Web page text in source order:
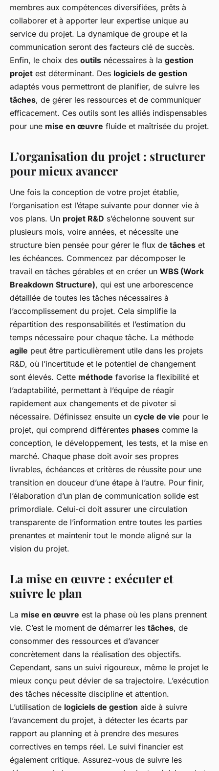
membres aux compétences diversifiées, prêts à
collaborer et à apporter leur expertise unique au
service du projet. La dynamique de groupe et la
communication seront des facteurs clé de succès.
Enfin, le choix des outils nécessaires à la gestion
projet est déterminant. Des logiciels de gestion
adaptés vous permettront de planifier, de suivre les
tâches, de gérer les ressources et de communiquer
efficacement. Ces outils sont les alliés indispensables
pour une mise en œuvre fluide et maîtrisée du projet.
L’organisation du projet : structurer
pour mieux avancer
Une fois la conception de votre projet établie,
l’organisation est l’étape suivante pour donner vie à
vos plans. Un projet R&D s’échelonne souvent sur
plusieurs mois, voire années, et nécessite une
structure bien pensée pour gérer le flux de tâches et
les échéances. Commencez par décomposer le
travail en tâches gérables et en créer un WBS (Work
Breakdown Structure), qui est une arborescence
détaillée de toutes les tâches nécessaires à
l’accomplissement du projet. Cela simplifie la
répartition des responsabilités et l’estimation du
temps nécessaire pour chaque tâche. La méthode
agile peut être particulièrement utile dans les projets
R&D, où l’incertitude et le potentiel de changement
sont élevés. Cette méthode favorise la flexibilité et
l’adaptabilité, permettant à l’équipe de réagir
rapidement aux changements et de pivoter si
nécessaire. Définissez ensuite un cycle de vie pour le
projet, qui comprend différentes phases comme la
conception, le développement, les tests, et la mise en
marché. Chaque phase doit avoir ses propres
livrables, échéances et critères de réussite pour une
transition en douceur d’une étape à l’autre. Pour finir,
l’élaboration d’un plan de communication solide est
primordiale. Celui-ci doit assurer une circulation
transparente de l’information entre toutes les parties
prenantes et maintenir tout le monde aligné sur la
vision du projet.
La mise en œuvre : exécuter et
suivre le plan
La mise en œuvre est la phase où les plans prennent
vie. C’est le moment de démarrer les tâches, de
consommer des ressources et d’avancer
concrètement dans la réalisation des objectifs.
Cependant, sans un suivi rigoureux, même le projet le
mieux conçu peut dévier de sa trajectoire. L’exécution
des tâches nécessite discipline et attention.
L’utilisation de logiciels de gestion aide à suivre
l’avancement du projet, à détecter les écarts par
rapport au planning et à prendre des mesures
correctives en temps réel. Le suivi financier est
également critique. Assurez-vous de suivre les